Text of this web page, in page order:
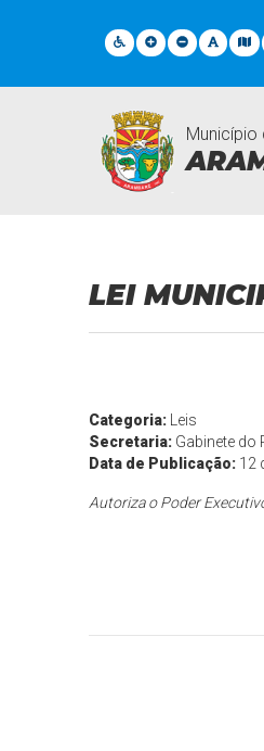
Município
Legislações
LEI
Categoria:
Leis
Secretaria: Gabinete do
Data de Publicação: 12
Autoriza o Poder